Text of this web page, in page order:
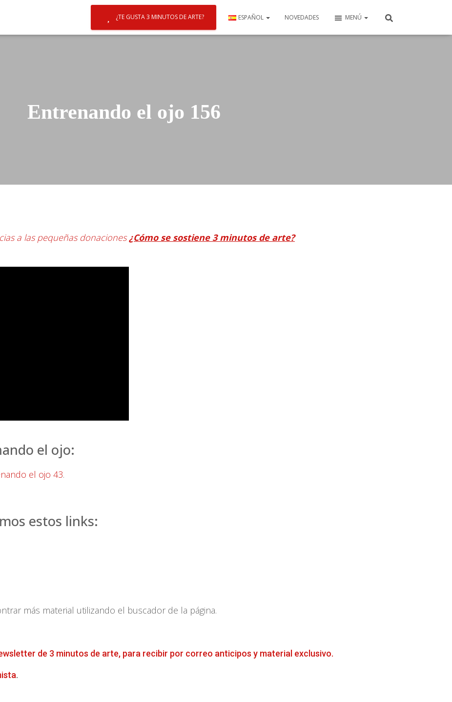
¿TE GUSTA 3 MINUTOS DE ARTE? ESPAÑOL NOVEDADES MENÚ
Entrenando el ojo 156
a las pequeñas donaciones¿Cómo se sostiene 3 minutos de arte?
el ojo:
el ojo 43.
estos links:
más material utilizando el buscador de la página.
de 3 minutos de arte, para recibir por correo anticipos y material exclusivo.
.